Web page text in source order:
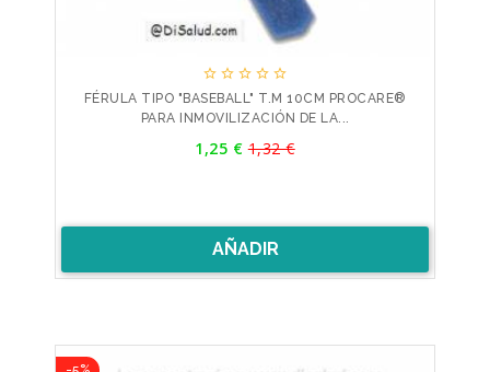
    
FÉRULA TIPO "BASEBALL" T.M 10CM PROCARE®
PARA INMOVILIZACIÓN DE LA...
1,25 €Precio
1,32 €
AÑADIR